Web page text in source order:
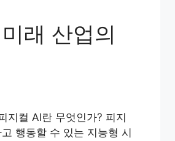
래 산업의
지컬 AI란 무엇인가? 피지
행동할 수 있는 지능형 시